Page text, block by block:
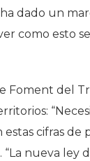
dado un
como esto
Foment del
cifras
nueva ley